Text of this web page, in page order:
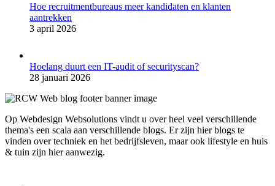
Hoe recruitmentbureaus meer kandidaten en klanten
aantrekken
3 april 2026
Hoelang duurt een IT-audit of securityscan?
28 januari 2026
Op Webdesign Websolutions vindt u over heel veel verschillende
thema's een scala aan verschillende blogs. Er zijn hier blogs te
vinden over techniek en het bedrijfsleven, maar ook lifestyle en huis
& tuin zijn hier aanwezig.